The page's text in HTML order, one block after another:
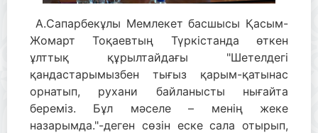
А.Сапарбекұлы Мемлекет басшысы Қасым-
Жомарт Тоқаевтың Түркістанда өткен
ұлттық құрылтайдағы "Шетелдегі
қандастарымызбен тығыз қарым-қатынас
орнатып, рухани байланысты нығайта
береміз. Бұл мәселе – менің жеке
назарымда."-деген сөзін еске сала отырып,